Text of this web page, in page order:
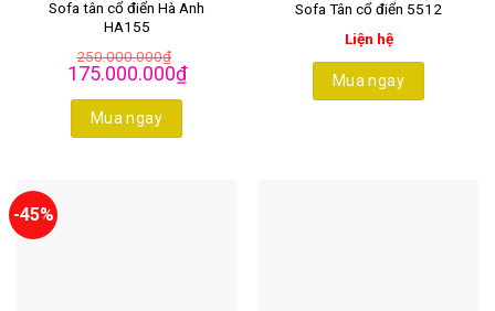
Sofa tân cổ điển Hà Anh
HA155
250.000.000₫
Giá
gốc
là:
250.000.000₫.
175.000.000₫Giá
hiện
Mua ngay
Sofa Tân cổ điển 5512
Liện hệ
Mua ngay
-45%